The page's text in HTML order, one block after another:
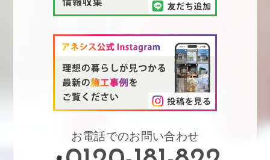
お電話でのお問い合わせ